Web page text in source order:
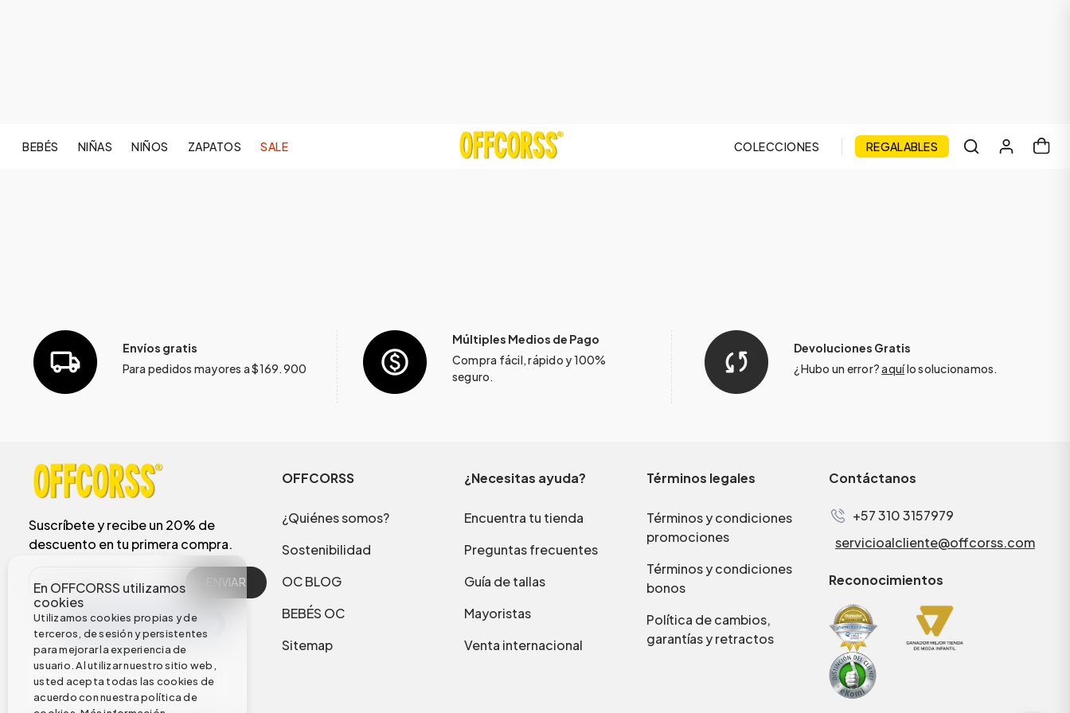
BEBÉS NIÑAS NIÑOS ZAPATOS SALE COLECCIONES REGALABLES
En OFFCORSS utilizamos
cookies
Utilizamos cookies propias y de
terceros, de sesión y persistentes
para mejorar la experiencia de
usuario. Al utilizar nuestro sitio web,
usted acepta todas las cookies de
acuerdo con nuestra política de
Envíos gratis
Para pedidos mayores a $169.900
Múltiples Medios de Pago
Compra fácil, rápido y 100%
seguro.
Devoluciones Gratis
¿Hubo un error?aquílo solucionamos.
Suscríbete y recibe un 20% de
descuento en tu primera compra.
ENVIAR
OFFCORSS
¿Quiénes somos?
Sostenibilidad
OC BLOG
BEBÉS OC
Sitemap
¿Necesitas ayuda?
Encuentra tu tienda
Preguntas frecuentes
Guía de tallas
Mayoristas
Venta internacional
Términos legales
Términos y condiciones
promociones
Términos y condiciones
bonos
Política de cambios,
garantías y retractos
Contáctanos
+57 310 3157979
servicioalcliente@offcorss.com
Reconocimientos